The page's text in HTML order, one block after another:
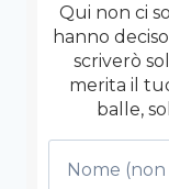
DI
Qui non ci
hanno
scriverò
merita il
balle,